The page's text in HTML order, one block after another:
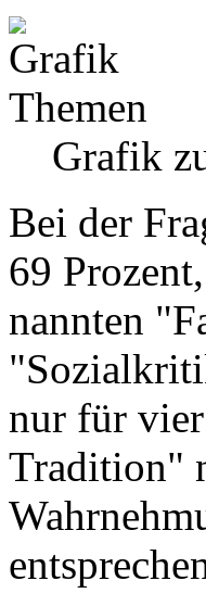
Grafik
Bei der
69
nannten
nur für
Tradition"